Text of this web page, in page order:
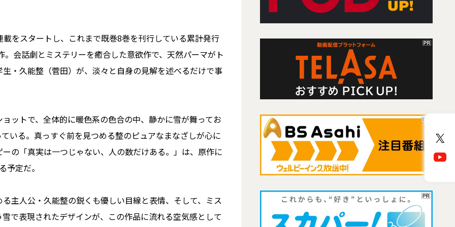
をスタートし、これまで既巻8巻を刊行している累計発行
会話劇とミステリーを癒合した意欲作で、天然パーマがト
・久能整（菅田）が、淡々と自身の見解を述べるだけで事
トで、全体的に暖色系の色合の中、静かに雪が舞ってお
いる。真っすぐ前を見つめる整のピュアなまなざしが心に
の「真実は一つじゃない、人の数だけある。」は、原作に
予定だ。
人公・久能整の鋭くも優しい目線と表情、そして、ミス
で表現されたデザインが、この作品に流れる空気感として